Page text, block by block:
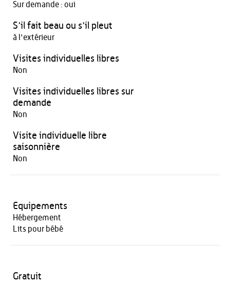
Sur demande : oui
S'il fait beau ou s'il pleut
à l'extérieur
Visites individuelles libres
Non
Visites individuelles libres sur
demande
Non
Visite individuelle libre
saisonnière
Non
Equipements
Hébergement
Lits pour bébé
Gratuit